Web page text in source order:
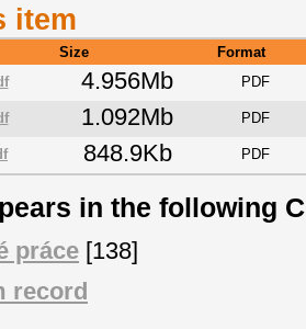
item
Size
Format
4.956Mb PDF
1.092Mb PDF
848.9Kb PDF
in the following
práce [138]
record